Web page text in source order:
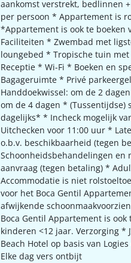
aankomst verstrekt, bedlinnen
per persoon * Appartement is
*Appartement is ook te boeken
Faciliteiten * Zwembad met
loungebed * Tropische tuin
Receptie * Wi-Fi * Boeken en
Bagageruimte * Privé
Handdoekwissel: om de 2
om de 4 dagen * (Tussentijdse)
dagelijks* * Incheck mogelijk
Uitchecken voor 11:00 uur *
o.b.v. beschikbaarheid (tegen
Schoonheidsbehandelingen en
aanvraag (tegen betaling) *
Accommodatie is niet
voor het Boca Gentil
afwijkende
Boca Gentil Appartement is ook
kinderen <12 jaar. Verzorging *
Beach Hotel op basis van
Elke dag vers ontbijt